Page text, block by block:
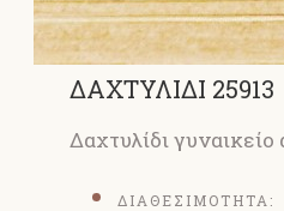
ΔΑΧΤΥΛΙΔΙ 25913
Δαχτυλίδι
ΔΙΑΘΕΣΙΜΟΤΗΤΑ: